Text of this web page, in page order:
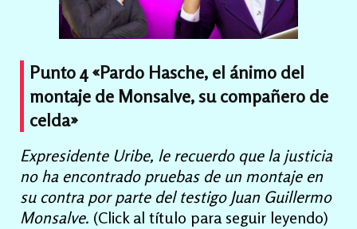
Punto 4 «Pardo Hasche, el ánimo del
montaje de Monsalve, su compañero de
celda»
Expresidente Uribe, le recuerdo que la justicia
no ha encontrado pruebas de un montaje en
su contra por parte del testigo Juan Guillermo
Monsalve. (Click al título para seguir leyendo)